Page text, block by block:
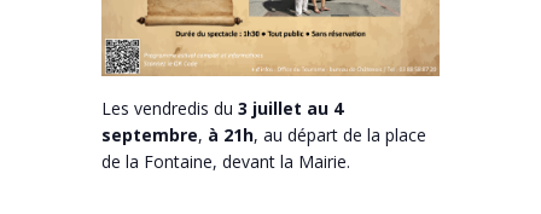
Les vendredis du 3 juillet au 4
septembre, à 21h, au départ de la place
de la Fontaine, devant la Mairie.